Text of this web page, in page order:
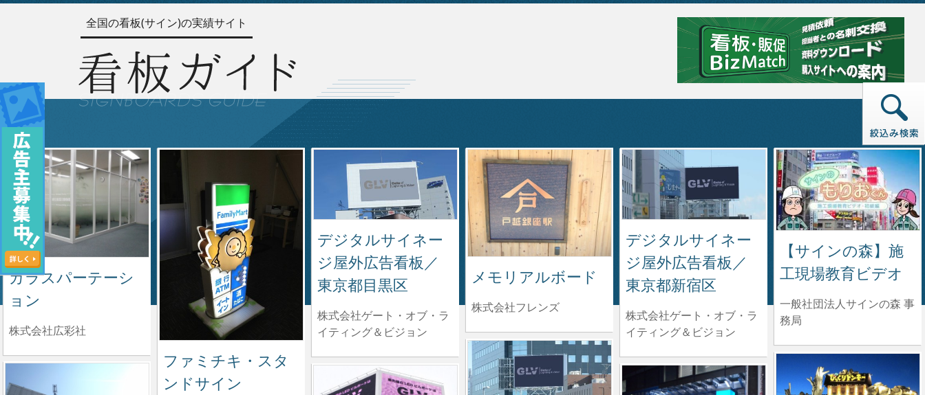
全国の看板(サイン)の実績サイト
ガラスパーテーシ
ョン
株式会社広彩社
ファミチキ・スタ
ンドサイン
デジタルサイネー
ジ屋外広告看板／
東京都目黒区
株式会社ゲート・オブ・ラ
イティング＆ビジョン
メモリアルボード
株式会社フレンズ
デジタルサイネー
ジ屋外広告看板／
東京都新宿区
株式会社ゲート・オブ・ラ
イティング＆ビジョン
【サインの森】施
工現場教育ビデオ
一般社団法人サインの森 事
務局